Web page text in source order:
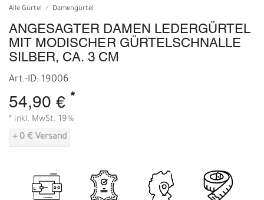
Alle Gürtel Damengürtel
ANGESAGTER DAMEN LEDERGÜRTEL
MIT MODISCHER GÜRTELSCHNALLE
SILBER, CA. 3 CM
Art.-ID: 19006
54,90 € *
* inkl. MwSt. 19%
+ 0 € Versand